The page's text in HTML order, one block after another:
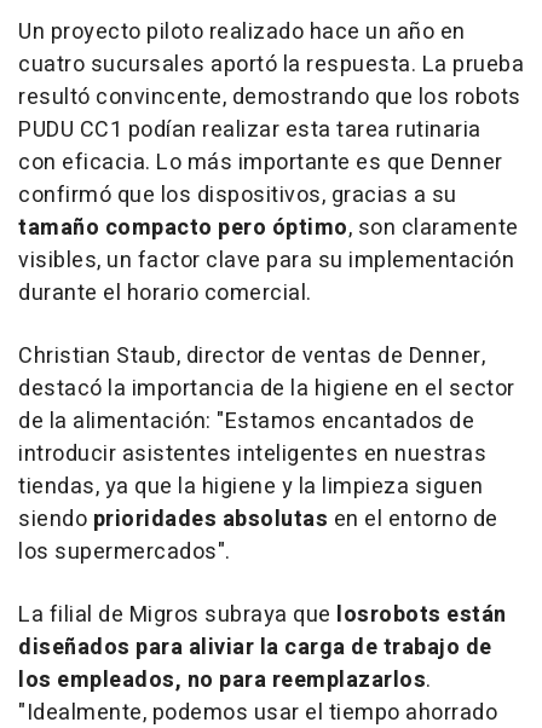
Un proyecto piloto realizado hace un año en
cuatro sucursales aportó la respuesta. La prueba
resultó convincente, demostrando que los robots
PUDU CC1 podían realizar esta tarea rutinaria
con eficacia. Lo más importante es que Denner
confirmó que los dispositivos, gracias a su
tamaño compacto pero óptimo, son claramente
visibles, un factor clave para su implementación
durante el horario comercial.
Christian Staub, director de ventas de Denner,
destacó la importancia de la higiene en el sector
de la alimentación: "Estamos encantados de
introducir asistentes inteligentes en nuestras
tiendas, ya que la higiene y la limpieza siguen
siendo prioridades absolutas en el entorno de
los supermercados".
La filial de Migros subraya que losrobots están
diseñados para aliviar la carga de trabajo de
los empleados, no para reemplazarlos.
"Idealmente, podemos usar el tiempo ahorrado